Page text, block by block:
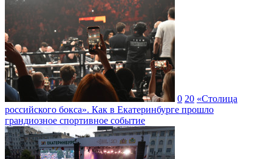
0 20 «Столица
российского бокса». Как в Екатеринбурге прошло
грандиозное спортивное событие